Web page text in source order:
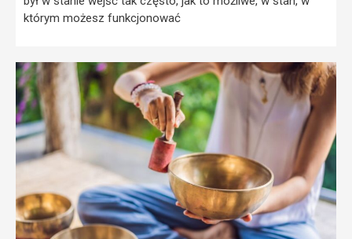
którym możesz funkcjonować